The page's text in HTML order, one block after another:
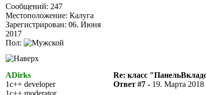
Сообщений: 247
Местоположение: Калуга
Зарегистрирован: 06. Июня
2017
Пол:
ADirks
1c++ developer
1c++ moderator
Re: класс
Ответ #7 - 19. Марта 2018